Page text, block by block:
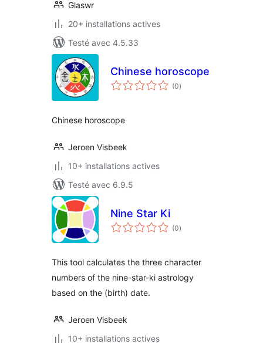
Glaswr
20+ installations actives
Testé avec 4.5.33
Chinese horoscope
(0notes
en
)
Chinese horoscope
Jeroen Visbeek
10+ installations actives
Testé avec 6.9.5
Nine Star Ki
(0notes
en
)
This tool calculates the three character
numbers of the nine-star-ki astrology
based on the (birth) date.
Jeroen Visbeek
10+ installations actives